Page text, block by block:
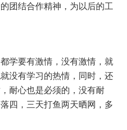
团结合作精神，为以后的工
学要有激情，没有激情，就
没有学习的热情，同时，还
耐心也是必须的，没有耐
四，三天打鱼两天晒网，多